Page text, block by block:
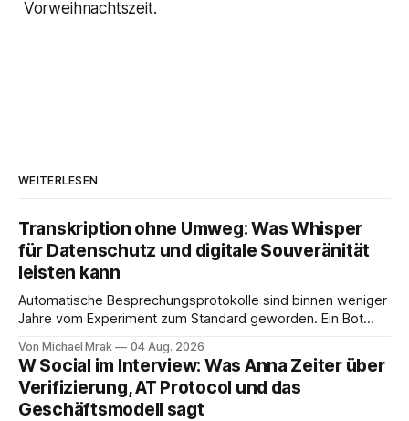
Vorweihnachtszeit.
WEITERLESEN
Transkription ohne Umweg: Was Whisper
für Datenschutz und digitale Souveränität
leisten kann
Automatische Besprechungsprotokolle sind binnen weniger
Jahre vom Experiment zum Standard geworden. Ein Bot
Ende eine Zusammenfassung samt Aufgabenliste. Das
funktioniert gut. Die Frage, die regelmäßig untergeht, lautet:
Wo genau liegt das Audio, wer verarbeitet es und unter
welcher Rechtsgrundlage? Es gibt
Von Michael Mrak 04 Aug. 2026
W Social im Interview: Was Anna Zeiter über
Verifizierung, AT Protocol und das
Geschäftsmodell sagt